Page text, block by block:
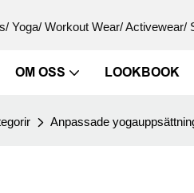
Yoga/ Workout Wear/ Activewear/
OM OSS LOOKBOOK
Anpassade